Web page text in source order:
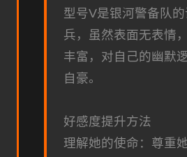
型号V是银河警备队
兵，虽然表面无表情
丰富，对自己的幽默
自豪。
好感度提升方法
理解她的使命：尊重